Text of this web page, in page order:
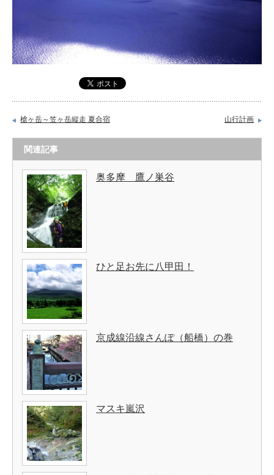
槍ヶ岳～笠ヶ岳縦走 夏合宿 山行計画
関連記事
奥多摩 鷹ノ巣谷
ひと足お先に八甲田！
京成線沿線さんぽ（船橋）の巻
マスキ嵐沢